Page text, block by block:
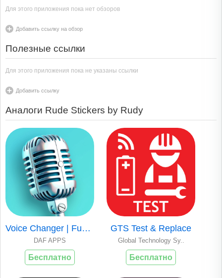
Для этого приложения пока нет обзоров
Добавить ссылку на обзор
Полезные ссылки
Для этого приложения пока не указаны ссылки
Добавить ссылку
Аналоги Rude Stickers by Rudy
Voice Changer | Funny Effects
DAF APPS
Бесплатно
GTS Test & Replace
Global Technology Sy..
Бесплатно